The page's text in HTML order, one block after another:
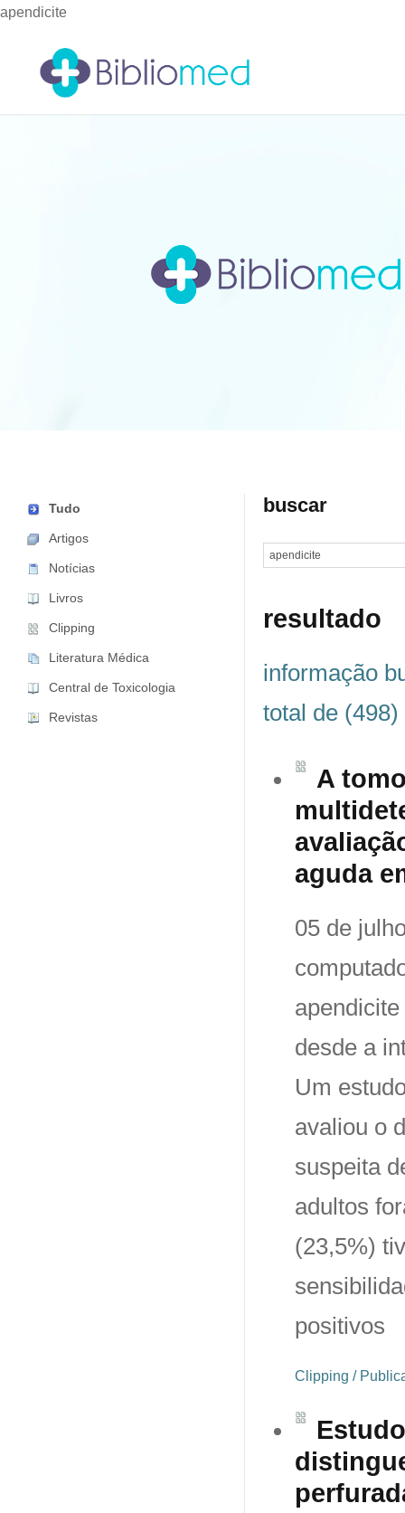
apendicite
Tudo
Artigos
Notícias
Livros
Clipping
Literatura Médica
Central de Toxicologia
Revistas
buscar
resultado
informação
total de
A
aguda
05 de
desde a
Um
avaliou o
suspeita
adultos
(23,5%)
positivos
Clipping /